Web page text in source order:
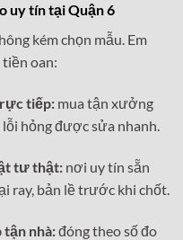
uy tín tại Quận 6
kém chọn mẫu. Em
tiền oan:
tiếp: mua tận xưởng
hỏng được sửa nhanh.
tư thật: nơi uy tín sẵn
ray, bản lề trước khi chốt.
tận nhà:đóng theo số đo